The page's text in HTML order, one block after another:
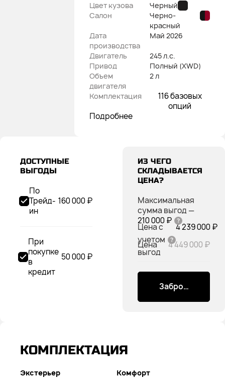
Цвет кузова
Черный
Салон
Черно-
красный
Дата
производства
Май 2026
Двигатель
245 л.с.
Привод
Полный (XWD)
Объем
двигателя
2 л
Комплектация
116 базовых
опций
Подробнее
ДОСТУПНЫЕ
ВЫГОДЫ
160 000 ₽
По
Трейд-
ин
50 000 ₽
При
покупке
в
кредит
ИЗ ЧЕГО
СКЛАДЫВАЕТСЯ
ЦЕНА?
Максимальная
сумма выгод —
210 000 ₽
Цена с
учетом
выгод
4 239 000 ₽
Цена
4 449 000 ₽
Забронировать
КОМПЛЕКТАЦИЯ
Экстерьер Комфорт